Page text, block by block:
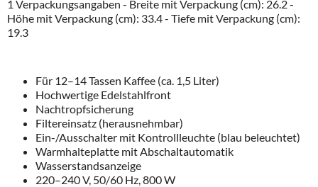
1 Verpackungsangaben - Breite mit Verpackung (cm): 26.2 -
Höhe mit Verpackung (cm): 33.4 - Tiefe mit Verpackung (cm):
19.3
Für 12–14 Tassen Kaffee (ca. 1,5 Liter)
Hochwertige Edelstahlfront
Nachtropfsicherung
Filtereinsatz (herausnehmbar)
Ein-/Ausschalter mit Kontrollleuchte (blau beleuchtet)
Warmhalteplatte mit Abschaltautomatik
Wasserstandsanzeige
220–240 V, 50/60 Hz, 800 W